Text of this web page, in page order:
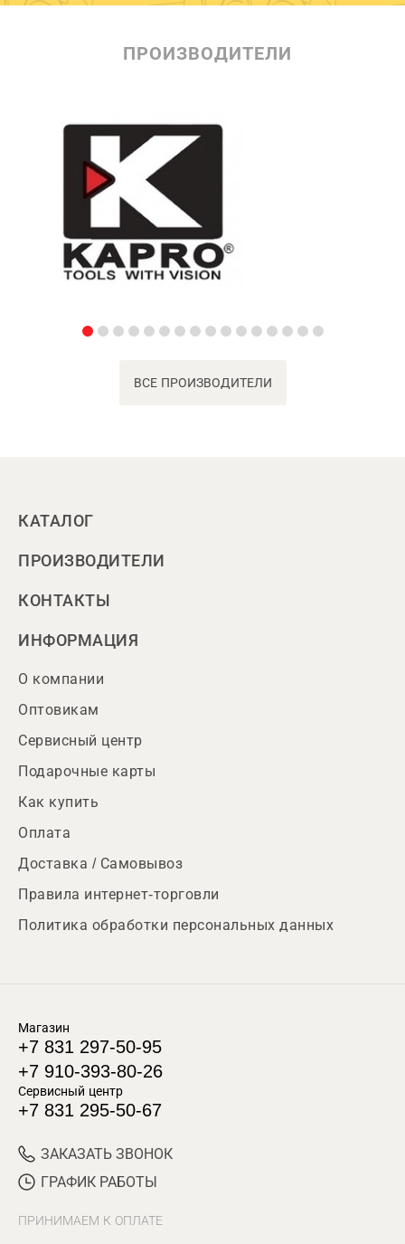
ПРОИЗВОДИТЕЛИ
ВСЕ ПРОИЗВОДИТЕЛИ
КАТАЛОГ
ПРОИЗВОДИТЕЛИ
КОНТАКТЫ
ИНФОРМАЦИЯ
О компании
Оптовикам
Сервисный центр
Подарочные карты
Как купить
Оплата
Доставка / Самовывоз
Правила интернет-торговли
Политика обработки персональных данных
Магазин
+7 831 297-50-95
+7 910-393-80-26
Сервисный центр
+7 831 295-50-67
ЗАКАЗАТЬ ЗВОНОК
ГРАФИК РАБОТЫ
ПРИНИМАЕМ К ОПЛАТЕ